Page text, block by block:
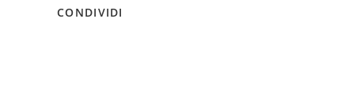
CONDIVIDI